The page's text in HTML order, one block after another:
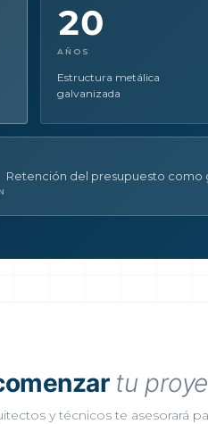
20
AÑOS
Estructura metálica
galvanizada
Retención del presupuesto como
tu
y técnicos te asesorará